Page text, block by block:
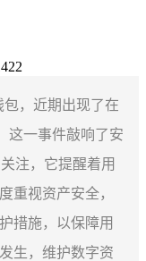
，近期出现了在
这一事件敲响了安
注，它提醒着用
重视资产安全，
措施，以保障用
生，维护数字资